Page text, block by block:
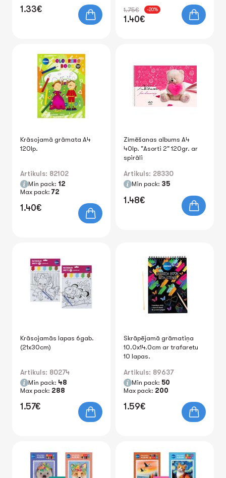
1.33€ 1.75€ -20%
1.40€
Krāsojamā grāmata A4
120lp.
Artikuls: 82102
Min pack: 12
Max pack: 72
1.40€
Zīmēšanas albums A4
40lp. "Asorti 2" 120gr. ar
spirāli
Artikuls: 28330
Min pack: 35
1.48€
Krāsojamās lapas 6gab.
(21x30cm)
Artikuls: 80274
Min pack: 48
Max pack: 288
1.57€
Skrāpējamā grāmatiņa
10.0x14.0cm ar trafaretu
10 lapas.
Artikuls: 89637
Min pack: 50
Max pack: 200
1.59€